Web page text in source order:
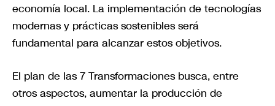
economía local. La implementación de tecnologías
modernas y prácticas sostenibles será
fundamental para alcanzar estos objetivos.
El plan de las 7 Transformaciones busca, entre
otros aspectos, aumentar la producción de